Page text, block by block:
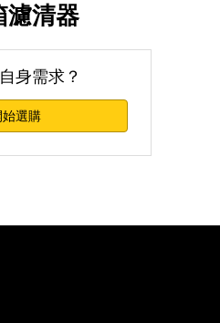
濾清器
身需求？
始選購